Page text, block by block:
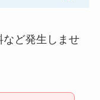
シボルネ)
ど発生しませ